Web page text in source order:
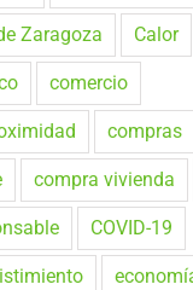
Zaragoza Calor
comercio
compras
compra vivienda
COVID-19